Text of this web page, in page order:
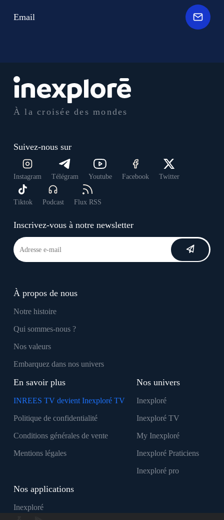
À la croisée des mondes
Suivez-nous sur
Instagram Télégram Youtube Facebook Twitter
Tiktok Podcast Flux RSS
Inscrivez-vous à notre newsletter
À propos de nous
Notre histoire
Qui sommes-nous ?
Nos valeurs
Embarquez dans nos univers
En savoir plus
INREES TV devient Inexploré TV
Politique de confidentialité
Conditions générales de vente
Mentions légales
Nos univers
Inexploré
Inexploré TV
My Inexploré
Inexploré Praticiens
Inexploré pro
Nos applications
Inexploré
Email